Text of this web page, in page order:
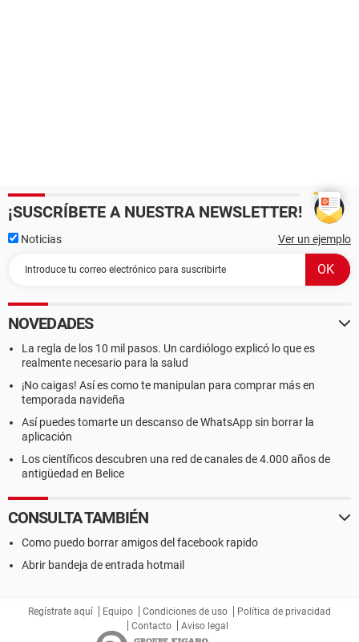
¡SUSCRÍBETE A NUESTRA NEWSLETTER!
Noticias Ver un ejemplo
NOVEDADES
La regla de los 10 mil pasos. Un cardiólogo explicó lo que es
realmente necesario para la salud
¡No caigas! Así es como te manipulan para comprar más en
temporada navideña
Así puedes tomarte un descanso de WhatsApp sin borrar la
aplicación
Los científicos descubren una red de canales de 4.000 años de
antigüedad en Belice
CONSULTA TAMBIÉN
Como puedo borrar amigos del facebook rapido
Abrir bandeja de entrada hotmail
Regístrate aquí Equipo Condiciones de uso
Política de privacidad
Contacto
Aviso legal